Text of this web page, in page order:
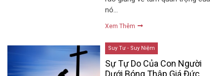
nó…
Xem Thêm
Suy Tư - Suy Niệm
Sự Tự Do Của Con Người
Dưới Bóng Thập Giá Đức